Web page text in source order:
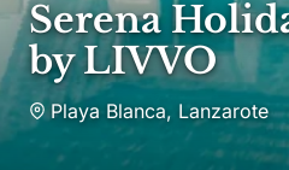
Serena
by LIVVO
Playa Blanca, Lanzarote